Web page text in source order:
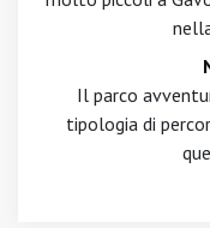
Il parco
tipologia di